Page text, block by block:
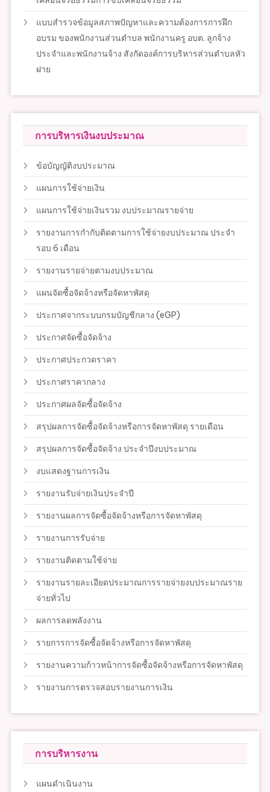
แบบสำรวจข้อมูลสภาพปัญหาและความต้องการการฝึก
อบรม ของพนักงานส่วนตำบล พนักงานครู อบต. ลูกจ้าง
ประจำและพนักงานจ้าง สังกัดองค์การบริหารส่วนตำบลหัว
ฝาย
การบริหารเงินงบประมาณ
ข้อบัญญัติงบประมาณ
แผนการใช้จ่ายเงิน
แผนการใช้จ่ายเงินรวม งบประมาณรายจ่าย
รายงานการกำกับติดตามการใช้จ่ายงบประมาณ ประจำ
รอบ 6 เดือน
รายงานรายจ่ายตามงบประมาณ
แผนจัดซื้อจัดจ้างหรือจัดหาพัสดุ
ประกาศจากระบบกรมบัญชีกลาง (eGP)
ประกาศจัดซื้อจัดจ้าง
ประกาศประกวดราคา
ประกาศราคากลาง
ประกาศผลจัดซื้อจัดจ้าง
สรุปผลการจัดซื้อจัดจ้างหรือการจัดหาพัสดุ รายเดือน
สรุปผลการจัดซื้อจัดจ้าง ประจำปีงบประมาณ
งบแสดงฐานการเงิน
รายงานรับจ่ายเงินประจำปี
รายงานผลการจัดซื้อจัดจ้างหรือการจัดหาพัสดุ
รายงานการรับจ่าย
รายงานติดตามใช้จ่าย
รายงานรายละเอียดประมาณการรายจ่ายงบประมาณราย
จ่ายทั่วไป
ผลการลดพลังงาน
รายการการจัดซื้อจัดจ้างหรือการจัดหาพัสดุ
รายงานความก้าวหน้าการจัดซื้อจัดจ้างหรือการจัดหาพัสดุ
รายงานการตรวจสอบรายงานการเงิน
การบริหารงาน
แผนดำเนินงาน